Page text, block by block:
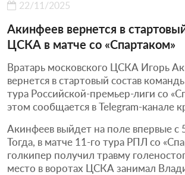
22/11/2025
Акинфеев вернется в
ЦСКА в матче со «Спартаком»
Вратарь московского ЦСКА Игорь
вернется в стартовый состав
тура Российской-премьер-лиги со
этом сообщается в Telegram-канале
Акинфеев выйдет на поле впервые с
Тогда, в матче 11-го тура РПЛ со
голкипер получил травму
место в воротах ЦСКА занимал